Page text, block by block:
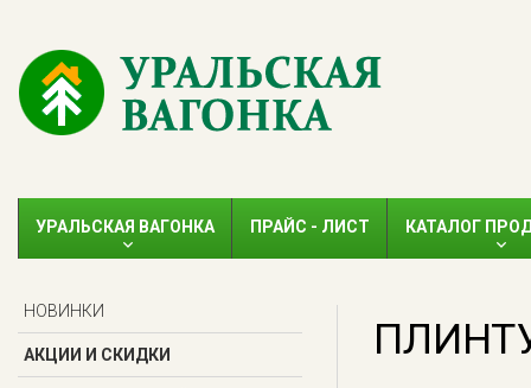
УРАЛЬСКАЯ ВАГОНКА ПРАЙС - ЛИСТ КАТАЛОГ
НОВИНКИ
АКЦИИ И СКИДКИ